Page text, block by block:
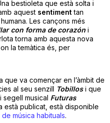
bestioleta que està solta i
aquest sentimenttan
Les cançons més
con forma de corazóni
torna amb aquesta nova
la temàtica és, per
que va començar en l’àmbit de
al seu senzill Tobillosi que
musical Futuras
està publicat, està disponible
música habituals.